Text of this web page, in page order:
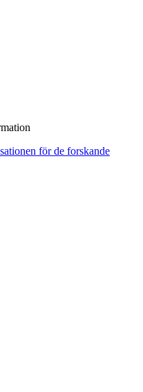
för de forskande